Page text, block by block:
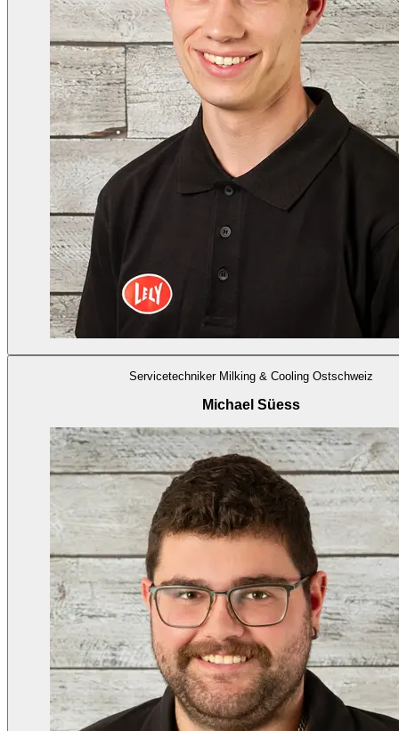
Servicetechniker Milking & Cooling Ostschweiz
Michael Süess